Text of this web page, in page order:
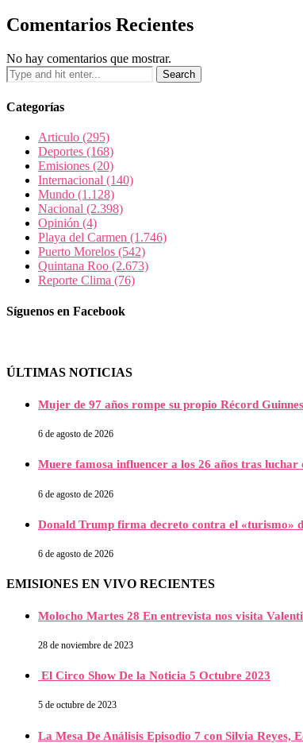
Comentarios Recientes
No hay comentarios que mostrar.
Categorías
Articulo (295)
Deportes (168)
Emisiones (20)
Internacional (140)
Mundo (1.128)
Nacional (2.398)
Opinión (4)
Playa del Carmen (1.746)
Puerto Morelos (542)
Quintana Roo (2.673)
Reporte Clima (76)
Síguenos en Facebook
ÚLTIMAS NOTICIAS
Mujer de 97 años rompe su propio Récord
6 de agosto de 2026
Muere famosa influencer a los 26 años tras
6 de agosto de 2026
Donald Trump firma decreto contra el «turismo»
6 de agosto de 2026
EMISIONES EN VIVO RECIENTES
Molocho Martes 28 En entrevista nos visita
28 de noviembre de 2023
El Circo Show De la Noticia 5 Octubre 2023
5 de octubre de 2023
La Mesa De Análisis Episodio 7 con Silvia